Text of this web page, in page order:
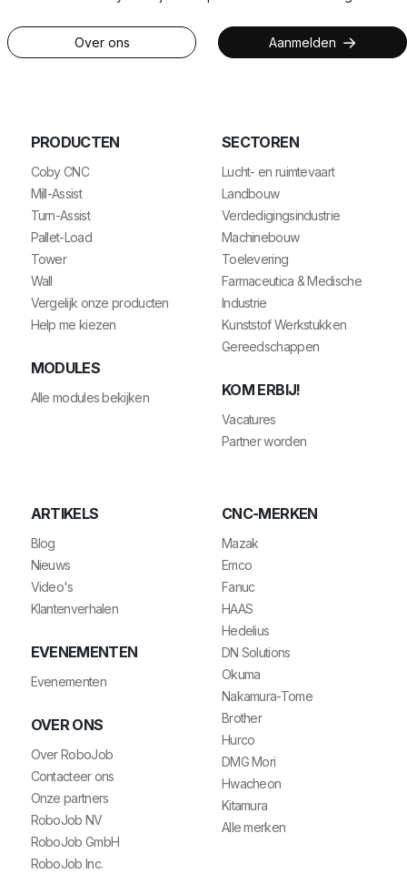
Over ons Aanmelden
PRODUCTEN
Coby CNC
Mill-Assist
Turn-Assist
Pallet-Load
Tower
Wall
Vergelijk onze producten
Help me kiezen
MODULES
Alle modules bekijken
SECTOREN
Lucht- en ruimtevaart
Landbouw
Verdedigingsindustrie
Machinebouw
Toelevering
Farmaceutica & Medische
Industrie
Kunststof Werkstukken
Gereedschappen
KOM ERBIJ!
Vacatures
Partner worden
ARTIKELS
Blog
Nieuws
Video's
Klantenverhalen
EVENEMENTEN
Evenementen
OVER ONS
Over RoboJob
Contacteer ons
Onze partners
RoboJob NV
RoboJob GmbH
RoboJob Inc.
CNC-MERKEN
Mazak
Emco
Fanuc
HAAS
Hedelius
DN Solutions
Okuma
Nakamura-Tome
Brother
Hurco
DMG Mori
Hwacheon
Kitamura
Alle merken